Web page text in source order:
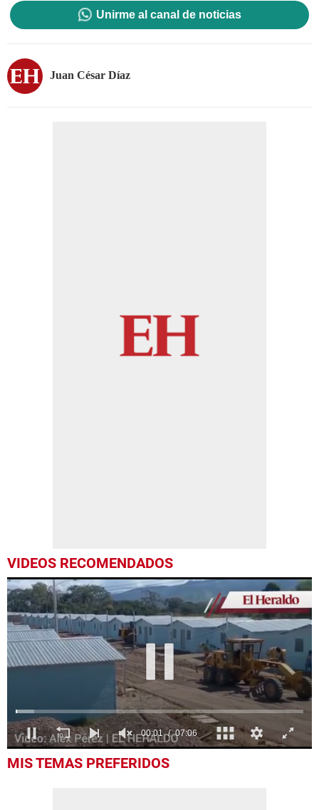
Unirme al canal de noticias
Juan César Díaz
VIDEOS RECOMENDADOS
seconds
MIS TEMAS PREFERIDOS